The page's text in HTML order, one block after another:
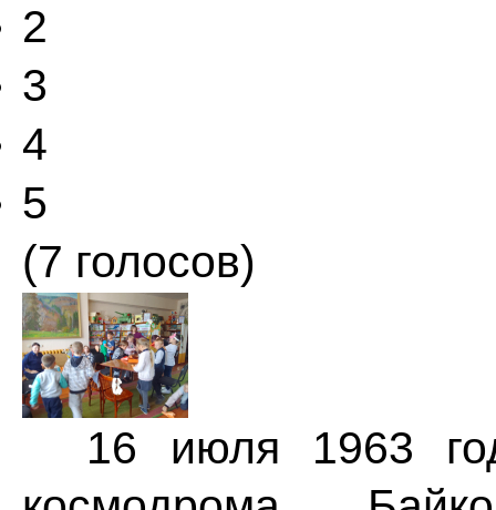
2
3
4
5
(7 голосов)
16 июля 1963